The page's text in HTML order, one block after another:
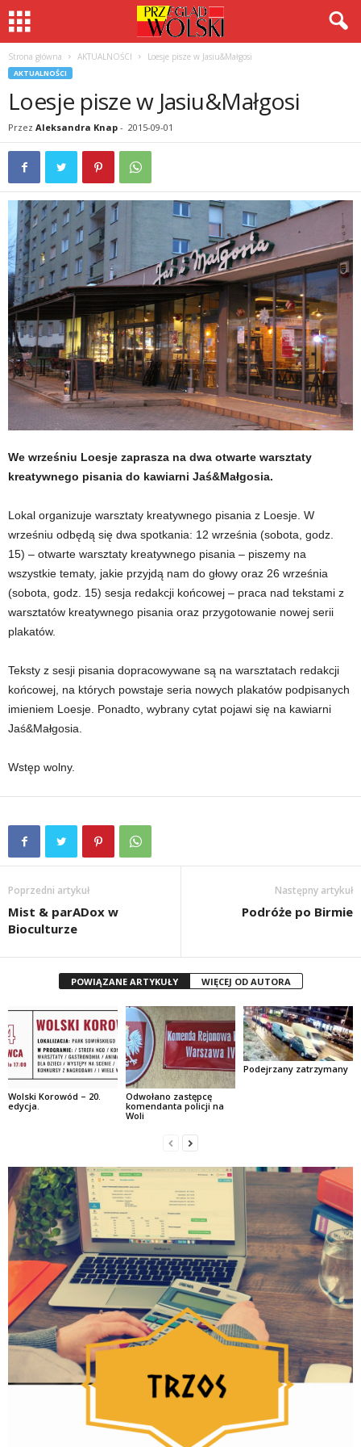
Strona główna AKTUALNOŚCI Loesje pisze w Jasiu&Małgosi
AKTUALNOŚCI
Loesje pisze w Jasiu&Małgosi
Przez Aleksandra Knap - 2015-09-01
We wrześniu Loesje zaprasza na dwa otwarte warsztaty
kreatywnego pisania do kawiarni Jaś&Małgosia.
Lokal organizuje warsztaty kreatywnego pisania z Loesje. W
wrześniu odbędą się dwa spotkania: 12 września (sobota, godz.
15) – otwarte warsztaty kreatywnego pisania – piszemy na
wszystkie tematy, jakie przyjdą nam do głowy oraz 26 września
(sobota, godz. 15) sesja redakcji końcowej – praca nad tekstami z
warsztatów kreatywnego pisania oraz przygotowanie nowej serii
plakatów.
Teksty z sesji pisania dopracowywane są na warsztatach redakcji
końcowej, na których powstaje seria nowych plakatów podpisanych
imieniem Loesje. Ponadto, wybrany cytat pojawi się na kawiarni
Jaś&Małgosia.
Wstęp wolny.
Poprzedni artykuł
Mist & parADox w
Bioculturze
Następny artykuł
Podróże po Birmie
POWIĄZANE ARTYKUŁY WIĘCEJ OD AUTORA
Wolski Korowód – 20.
edycja.
Odwołano zastępcę
komendanta policji na
Woli
Podejrzany zatrzymany